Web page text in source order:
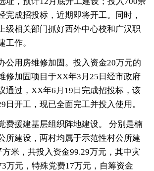
完成招投标，近期即将开工。同时，
级相关部门抓好西外中心校和广汉职
工作。
用房维修加固。投入资金20万元的
修加固项目于XX年3月25日经市政府
通过，XX年6月19日完成招投标，该
日开工，现已全面完工并投入使用。
援建基层组织阵地建设。 分别是楠
所建设，两村均属于示范性村公所建
米，共投入资金99.29万元，其中灾
万元，特殊党费17万元，自筹资金